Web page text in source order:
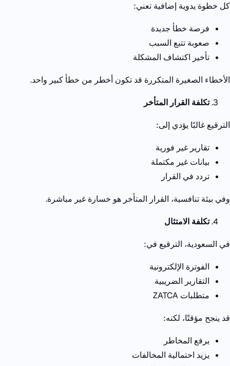
كل خطوة يدوية إضافية تعني:
فرصة خطأ جديدة
صعوبة تتبع السبب
تأخير اكتشاف المشكلة
الأخطاء الصغيرة المتكررة قد تكون أخطر من خطأ كبير واحد.
تكلفة القرار المتأخر
الترقيع غالبًا يؤدي إلى:
تقارير غير فورية
بيانات غير مكتملة
تردد في القرار
وفي بيئة تنافسية، القرار المتأخر هو خسارة غير مباشرة.
تكلفة الامتثال
في السعودية، الترقيع في:
الفوترة الإلكترونية
التقارير الضريبية
متطلبات
قد ينجح مؤقتًا، لكنه:
يرفع المخاطر
يزيد احتمالية المخالفات